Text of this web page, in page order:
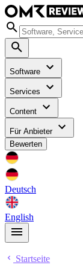
Software
Services
Content
Für Anbieter
Bewerten
Deutsch
English
Startseite